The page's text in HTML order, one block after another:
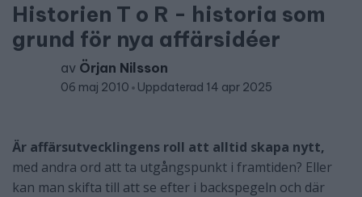
Historien T o R - historia som
grund för nya affärsidéer
av Örjan Nilsson
06 maj 2010 Uppdaterad 14 apr 2025
Är affärsutvecklingens roll att alltid skapa nytt,
med andra ord att ta utgångspunkt i framtiden? Eller
kan man skifta till att se efter i backspegeln och där